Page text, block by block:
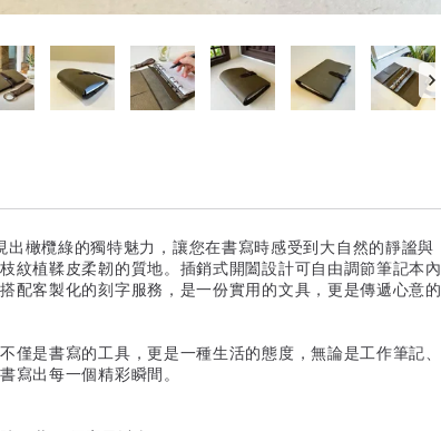
橄欖綠的獨特魅力，讓您在書寫時感受到大自然的靜謐與
紋植鞣皮柔韌的質地。插銷式開闔設計可自由調節筆記本內
配客製化的刻字服務，是一份實用的文具，更是傳遞心意的
僅是書寫的工具，更是一種生活的態度，無論是工作筆記、
寫出每一個精彩瞬間。